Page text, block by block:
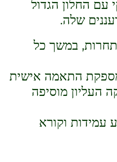
עם החלון הגדול
שלה.
במשך כל
התאמה אישית
העליון מוסיפה
עמידות וקורא